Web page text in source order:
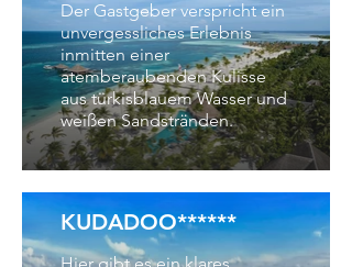
Der Gastgeber verspricht ein
unvergessliches Erlebnis
inmitten einer
atemberaubenden Kulisse
aus türkisblauem Wasser und
weißen Sandstränden.
KUDADOO******